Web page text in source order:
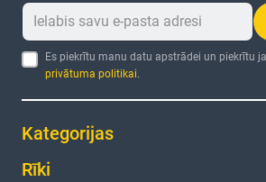
Es piekrītu manu datu apstrādei un piekrītu
privātuma politikai.
Kategorijas
Rīki